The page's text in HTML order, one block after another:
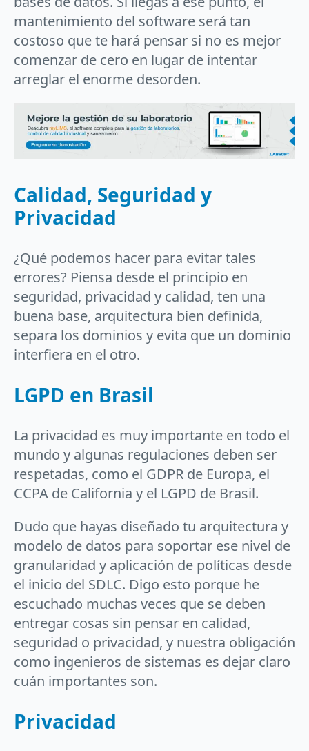
mantenimiento del software será tan
costoso que te hará pensar si no es mejor
comenzar de cero en lugar de intentar
arreglar el enorme desorden.
Calidad, Seguridad y
Privacidad
¿Qué podemos hacer para evitar tales
errores? Piensa desde el principio en
seguridad, privacidad y calidad, ten una
buena base, arquitectura bien definida,
separa los dominios y evita que un dominio
interfiera en el otro.
LGPD en Brasil
La privacidad es muy importante en todo el
mundo y algunas regulaciones deben ser
respetadas, como el GDPR de Europa, el
CCPA de California y el LGPD de Brasil.
Dudo que hayas diseñado tu arquitectura y
modelo de datos para soportar ese nivel de
granularidad y aplicación de políticas desde
el inicio del SDLC. Digo esto porque he
escuchado muchas veces que se deben
entregar cosas sin pensar en calidad,
seguridad o privacidad, y nuestra obligación
como ingenieros de sistemas es dejar claro
cuán importantes son.
Privacidad